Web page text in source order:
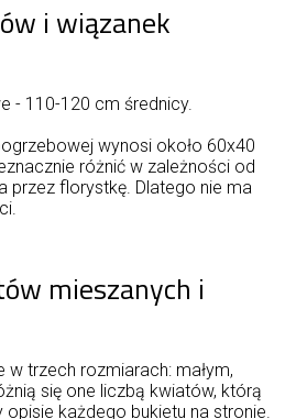
i wiązanek
- 110-120 cm średnicy.
wynosi około 60x40
różnić w zależności od
przez florystkę. Dlatego nie ma
mieszanych i
w trzech rozmiarach: małym,
się one liczbą kwiatów, którą
opisie każdego bukietu na stronie.